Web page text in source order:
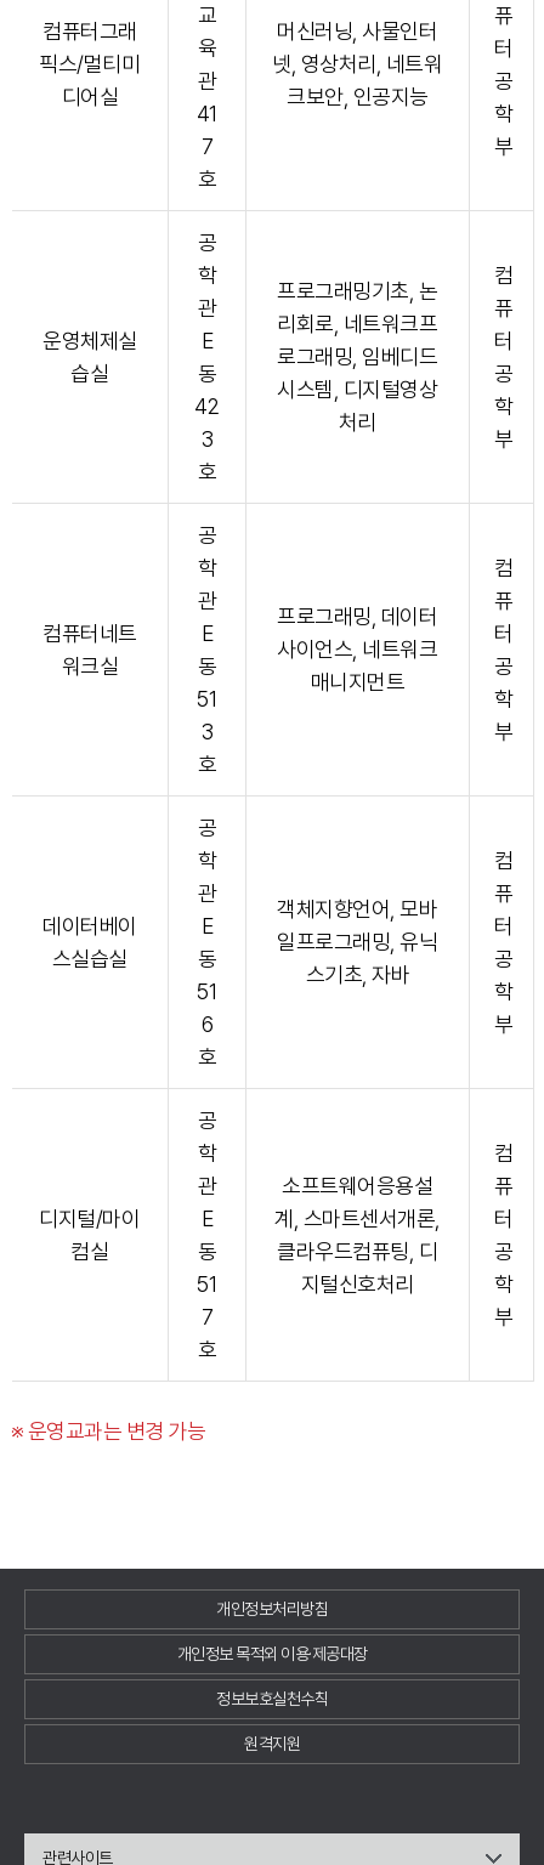
컴퓨터그래
픽스/멀티미
디어실
교
육
관
41
7
호
머신러닝, 사물인터
넷, 영상처리, 네트워
크보안, 인공지능
퓨
터
공
학
부
운영체제실
습실
공
학
관
E
동
42
3
호
프로그래밍기초, 논
리회로, 네트워크프
로그래밍, 임베디드
시스템, 디지털영상
처리
컴
퓨
터
공
학
부
컴퓨터네트
워크실
공
학
관
E
동
51
3
호
프로그래밍, 데이터
사이언스, 네트워크
매니지먼트
컴
퓨
터
공
학
부
데이터베이
스실습실
공
학
관
E
동
51
6
호
객체지향언어, 모바
일프로그래밍, 유닉
스기초, 자바
컴
퓨
터
공
학
부
디지털/마이
컴실
공
학
관
E
동
51
7
호
소프트웨어응용설
계, 스마트센서개론,
클라우드컴퓨팅, 디
지털신호처리
컴
퓨
터
공
학
부
※ 운영교과는 변경 가능
개인정보처리방침
개인정보 목적외 이용·제공대장
정보보호실천수칙
원격지원
관련사이트